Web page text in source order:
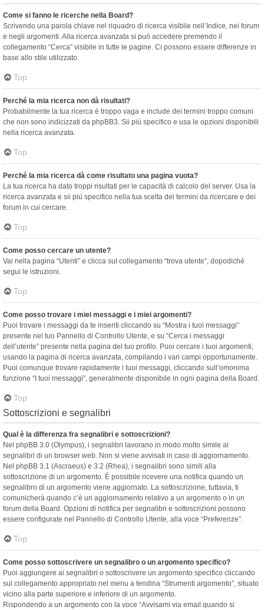
Come si fanno le ricerche nella Board?
Scrivendo una parola chiave nel riquadro di ricerca visibile nell’Indice, nei forum
e negli argomenti. Alla ricerca avanzata si può accedere premendo il
collegamento “Cerca” visibile in tutte le pagine. Ci possono essere differenze in
base allo stile utilizzato.
Top
Perché la mia ricerca non dà risultati?
Probabilmente la tua ricerca è troppo vaga e include dei termini troppo comuni
che non sono indicizzati da phpBB3. Sii più specifico e usa le opzioni disponibili
nella ricerca avanzata.
Top
Perché la mia ricerca dà come risultato una pagina vuota?
La tua ricerca ha dato troppi risultati per le capacità di calcolo del server. Usa la
ricerca avanzata e sii più specifico nella tua scelta dei termini da ricercare e dei
forum in cui cercare.
Top
Come posso cercare un utente?
Vai nella pagina “Utenti” e clicca sul collegamento “trova utente”, dopodiché
segui le istruzioni.
Top
Come posso trovare i miei messaggi e i miei argomenti?
Puoi trovare i messaggi da te inseriti cliccando su “Mostra i tuoi messaggi”
presente nel tuo Pannello di Controllo Utente, e su “Cerca i messaggi
dell’utente” presente nella pagina del tuo profilo. Puoi cercare i tuoi argomenti,
usando la pagina di ricerca avanzata, compilando i vari campi opportunamente.
Puoi comunque trovare rapidamente i tuoi messaggi, cliccando sull’omonima
funzione “I tuoi messaggi”, generalmente disponibile in ogni pagina della Board.
Top
Sottoscrizioni e segnalibri
Qual è la differenza fra segnalibri e sottoscrizioni?
Nel phpBB 3.0 (Olympus), i segnalibri lavorano in modo molto simile ai
segnalibri di un browser web. Non si viene avvisati in caso di aggiornamento.
Nel phpBB 3.1 (Ascraeus) e 3.2 (Rhea), i segnalibri sono simili alla
sottoscrizione di un argomento. È possibile ricevere una notifica quando un
segnalibro di un argomento viene aggiornato. La sottoscrizione, tuttavia, ti
comunicherà quando c’è un aggiornamento relativo a un argomento o in un
forum della Board. Opzioni di notifica per segnalibri e sottoscrizioni possono
essere configurate nel Pannello di Controllo Utente, alla voce “Preferenze”.
Top
Come posso sottoscrivere un segnalibro o un argomento specifico?
Puoi aggiungere ai segnalibri o sottoscrivere un argomento specifico cliccando
sul collegamento appropriato nel menu a tendina “Strumenti argomento”, situato
vicino alla parte superiore e inferiore di un argomento.
Rispondendo a un argomento con la voce “Avvisami via email quando si